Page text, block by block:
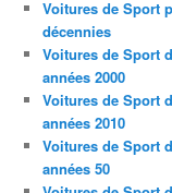
Voitures de Sport
décennies
Voitures de Sport
années 2000
Voitures de Sport
années 2010
Voitures de Sport
années 50